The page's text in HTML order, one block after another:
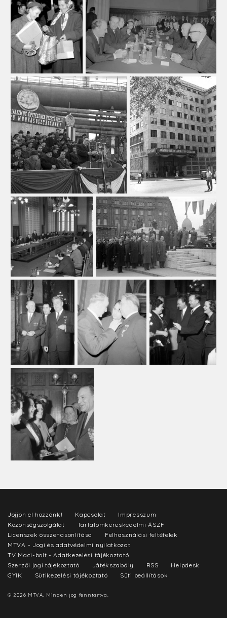
Jöjjön el hozzánk! Kapcsolat
Impresszum
Közönségszolgálat
Tartalomkereskedelmi ÁSZF
Licenszek összehasonlítása
Felhasználási feltételek
MTVA - Jogi és adatvédelmi nyilatkozat
TV Maci-bolt - Adatkezelési tájékoztató
Szerzői jogi tájékoztató
Játékszabály RSS
Helpdesk
GYIK
Sütikezelési tájékoztató Süti beállítások
© 2026 MTVA. Minden jog fenntartva.